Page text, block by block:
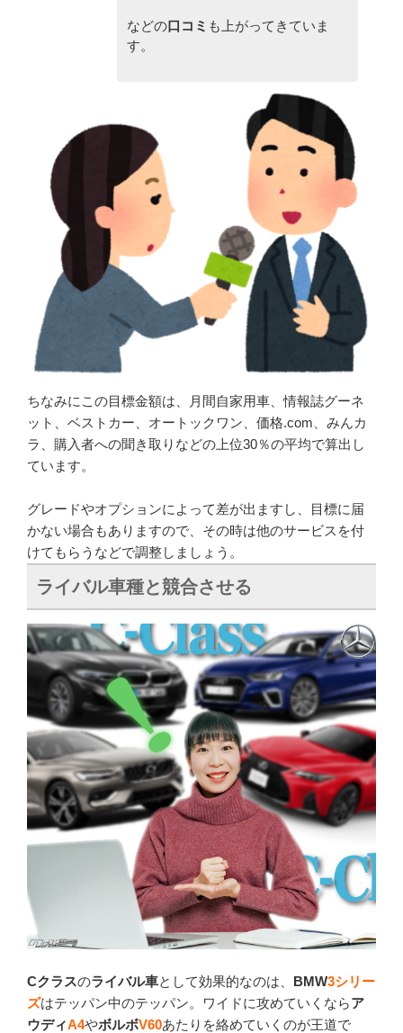
などの口コミ も上がってきていま
す。
ちなみにこの目標金額は、月間自家用車、情報誌グーネ
ット、ベストカー、オートックワン、価格.com、みんカ
ラ、購入者への聞き取りなどの上位30％の平均で算出し
ています。
グレードやオプションによって差が出ますし、目標に届
かない場合もありますので、その時は他のサービスを付
けてもらうなどで調整しましょう。
ライバル車種と競合させる
Cクラスのライバル車として効果的なのは、 BMW3シリー
ズはテッパン中のテッパン。ワイドに攻めていくならア
ウディA4やボルボV60あたりを絡めていくのが王道で